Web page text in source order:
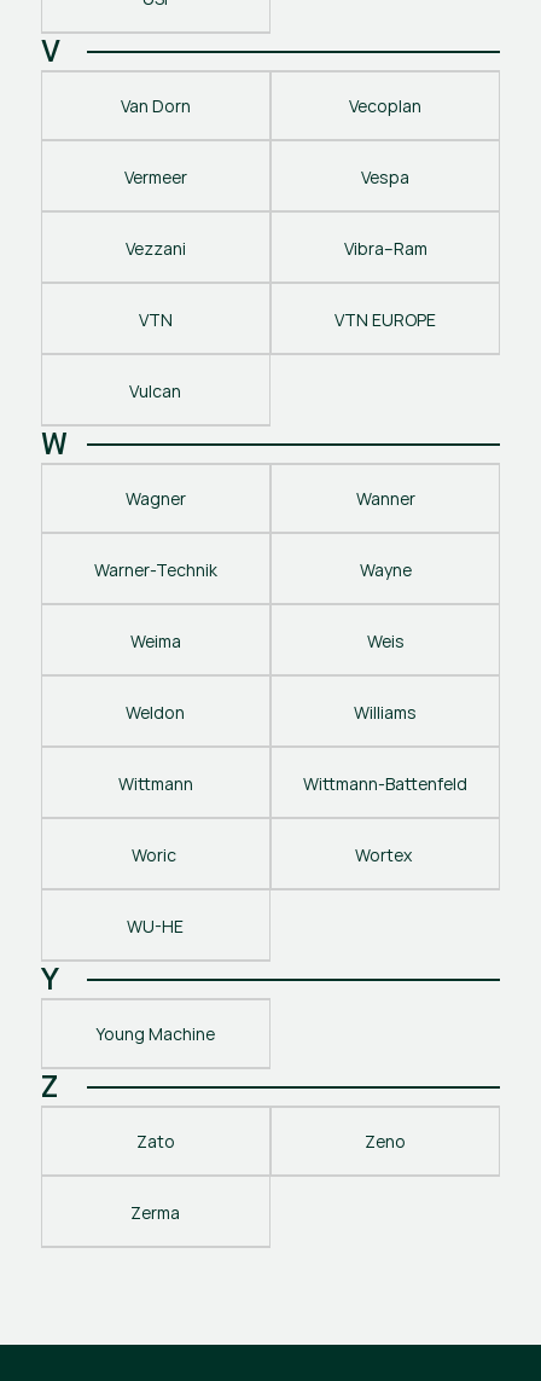
V
Van Dorn Vecoplan
Vermeer Vespa
Vezzani Vibra–Ram
VTN VTN EUROPE
Vulcan
W
Wagner Wanner
Warner-Technik Wayne
Weima Weis
Weldon Williams
Wittmann Wittmann-Battenfeld
Woric Wortex
WU-HE
Y
Young Machine
Z
Zato Zeno
Zerma